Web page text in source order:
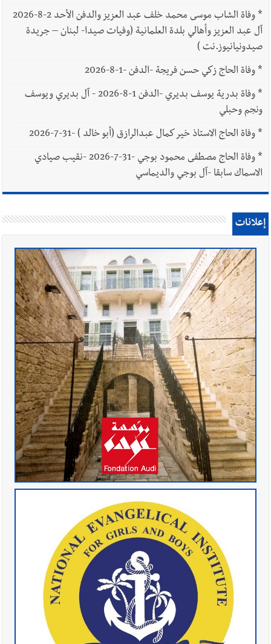
*
وفاة الشاب موسى محمد خلف عبد العزيز والدفن الأحد 2-8-2026
آل عبد العزيز وأهالي بلدة العلمانية (وفيات صيدا- لبنان – جريدة
صيدونيانيوز.نت )
*وفاة الحاج زكي حسن فريجة -الدفن -1-8-2026
*
وفاة بدرية يوسف بديري -الدفن 1-8-2026 - آل بديري ويوسف
ونجم وحبلي
*وفاة الحاج الاستاذ خير كمال عبدالرازق (أبو خالد ) -31-7-2026
*
وفاة الحاج مصطفى محمود بوجي -31-7-2026 -نقيب صيادي
الاسماك سابقا -آل بوجي والديماسي
إعلانات